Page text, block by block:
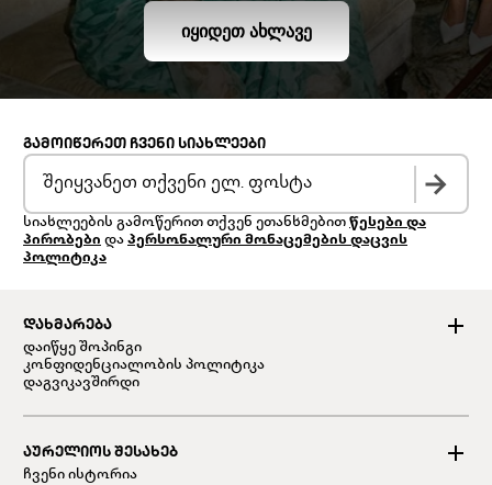
ᲘᲧᲘᲓᲔᲗ ᲐᲮᲚᲐᲕᲔ
ᲓᲐᲮᲛᲐᲠᲔᲑᲐ
დაიწყე შოპინგი
კონფიდენციალობის პოლიტიკა
დაგვიკავშირდი
ᲐᲣᲠᲔᲚᲘᲝᲡ ᲨᲔᲡᲐᲮᲔᲑ
ჩვენი ისტორია
ᲒᲐᲛᲝᲘᲬᲔᲠᲔᲗ ᲩᲕᲔᲜᲘ ᲡᲘᲐᲮᲚᲔᲔᲑᲘ
სიახლეების გამოწერით თქვენ ეთანხმებით წესები და
პირობები და პერსონალური მონაცემების დაცვის
პოლიტიკა